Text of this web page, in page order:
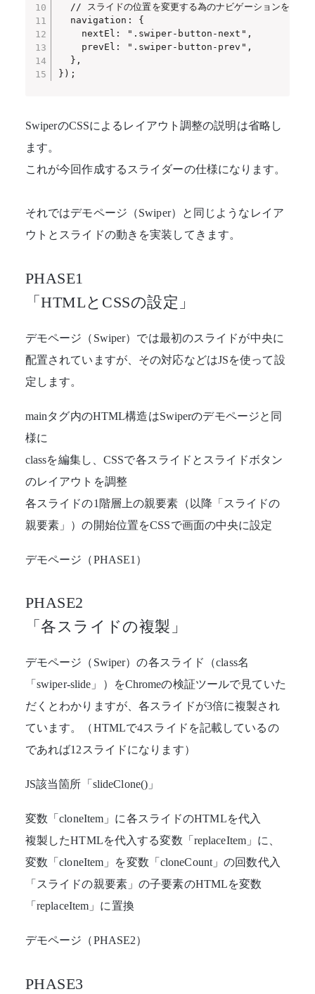
// スライドの位置を変更する為のナビゲーションを用意
  navigation: {
    nextEl: ".swiper-button-next",
    prevEl: ".swiper-button-prev",
  },
});
SwiperのCSSによるレイアウト調整の説明は省略し
ます。
これが今回作成するスライダーの仕様になります。
それではデモページ（Swiper）
と同じようなレイア
ウトとスライドの動きを実装してきます。
PHASE1
「HTMLとCSSの設定」
デモページ（Swiper） では最初のスライドが中央に
配置されていますが、その対応などはJSを使って設
定します。
mainタグ内のHTML構造はSwiperのデモページと同
様に
classを編集し、CSSで各スライドとスライドボタン
のレイアウトを調整
各スライドの1階層上の親要素（以降「スライドの
親要素」）の開始位置をCSSで画面の中央に設定
デモページ（PHASE1）
PHASE2
「各スライドの複製」
デモページ（Swiper）の各スライド（class名
「swiper-slide」）をChromeの検証ツールで見ていた
だくとわかりますが、各スライドが3倍に複製され
ています。（HTMLで4スライドを記載しているの
であれば12スライドになります）
JS該当箇所「slideClone()」
変数「cloneItem」に各スライドのHTMLを代入
複製したHTMLを代入する変数「replaceItem」に、
変数「cloneItem」を変数「cloneCount」の回数代入
「スライドの親要素」の子要素のHTMLを変数
「replaceItem」に置換
デモページ（PHASE2）
PHASE3